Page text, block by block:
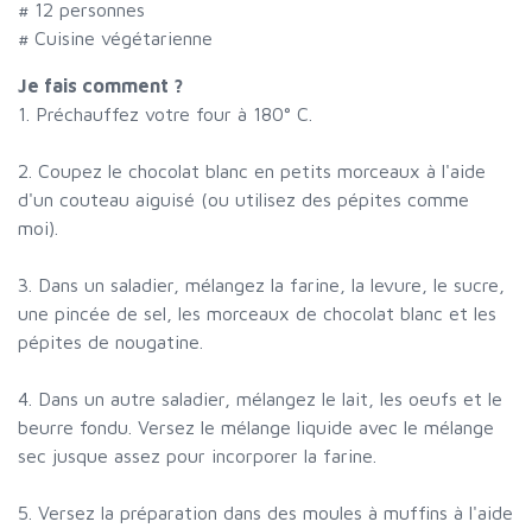
# 12 personnes
# Cuisine végétarienne
Je fais comment ?
1. Préchauffez votre four à 180° C.
2. Coupez le chocolat blanc en petits morceaux à l'aide
d'un couteau aiguisé (ou utilisez des pépites comme
moi).
3. Dans un saladier, mélangez la farine, la levure, le sucre,
une pincée de sel, les morceaux de chocolat blanc et les
pépites de nougatine.
4. Dans un autre saladier, mélangez le lait, les oeufs et le
beurre fondu. Versez le mélange liquide avec le mélange
sec jusque assez pour incorporer la farine.
5. Versez la préparation dans des moules à muffins à l'aide